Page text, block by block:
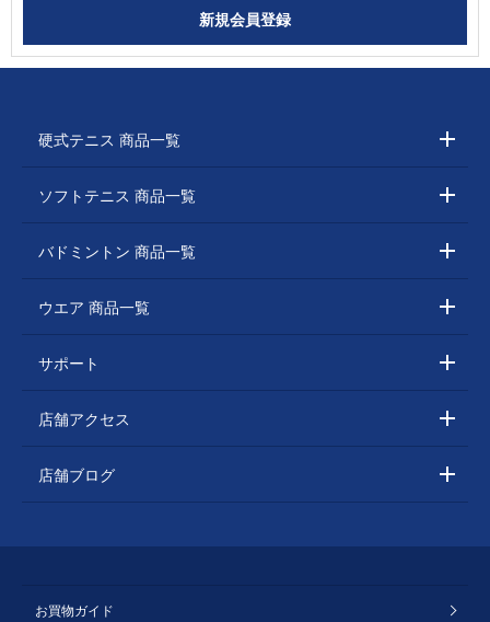
硬式テニス 商品一覧
ソフトテニス 商品一覧
バドミントン 商品一覧
ウエア 商品一覧
サポート
店舗アクセス
店舗ブログ
お買物ガイド